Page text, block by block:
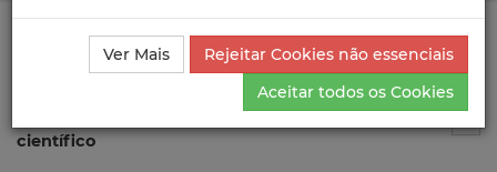
Ciência_Iscte Publicações
Descrição Detalhada da
Publicação
científico
Ver Mais
Rejeitar Cookies não essenciais
Aceitar todos os Cookies